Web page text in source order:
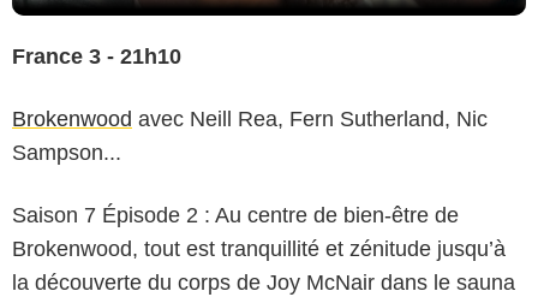
France 3 - 21h10
Brokenwood avec Neill Rea, Fern Sutherland, Nic
Sampson...
Saison 7 Épisode 2 : Au centre de bien-être de
Brokenwood, tout est tranquillité et zénitude jusqu’à
la découverte du corps de Joy McNair dans le sauna